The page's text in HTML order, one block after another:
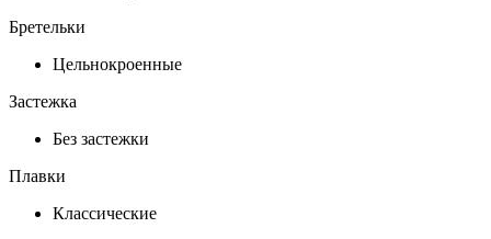
Бретельки
Цельнокроенные
Застежка
Без застежки
Плавки
Классические